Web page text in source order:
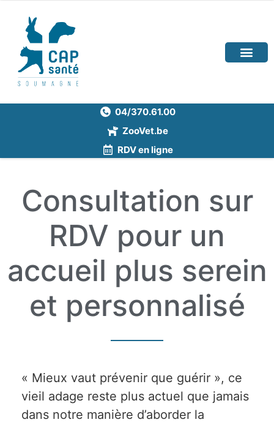
04/370.61.00
ZooVet.be
RDV en ligne
Consultation sur
RDV pour un
accueil plus serein
et personnalisé
« Mieux vaut prévenir que guérir », ce
vieil adage reste plus actuel que jamais
dans notre manière d’aborder la